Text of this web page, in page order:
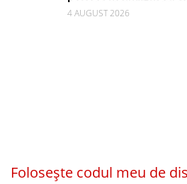
4 AUGUST 2026
Folosește codul meu de